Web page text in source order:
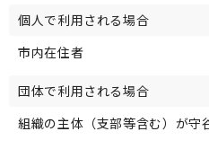
個人で利用される場合
市内在住者
団体で利用される場合
組織の主体（支部等含む）が守